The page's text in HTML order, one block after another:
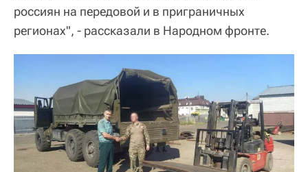
россиян на передовой и в приграничных
регионах", - рассказали в Народном фронте.